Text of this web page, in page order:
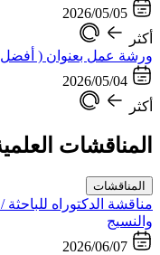
2026/05/05
أكثر
ورشة عمل بعنوان (
2026/05/04
أكثر
المناقشات
المناقشات
مناقشة الدكتوراه
والنسيج
2026/06/07